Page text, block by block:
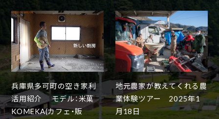
兵庫県多可町の空き家利
活用紹介 モデル：米菓
KOMEKA(カフェ・販
地元農家が教えてくれる農
業体験ツアー 2025年1
月18日